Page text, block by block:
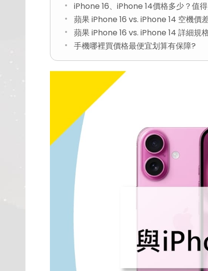
iPhone 16、iPhone 14價格多少？值
蘋果 iPhone 16 vs. iPhone 14 空機價
蘋果 iPhone 16 vs. iPhone 14 詳細規
手機哪裡買價格最便宜划算有保障?